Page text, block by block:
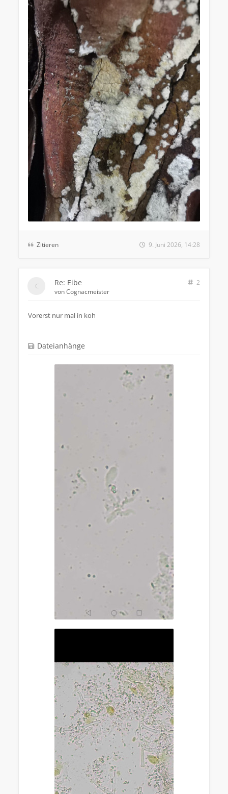
Zitieren 9. Juni 2026, 14:28
Re: Eibe
2
vonCognacmeister
Vorerst nur mal in koh
Dateianhänge